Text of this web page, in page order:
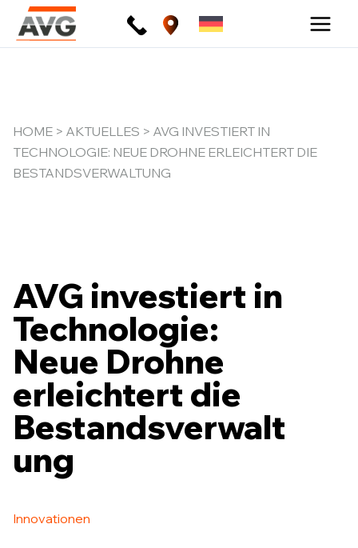
Inhalt
springen
HOME > AKTUELLES > AVG INVESTIERT IN
TECHNOLOGIE: NEUE DROHNE ERLEICHTERT DIE
BESTANDSVERWALTUNG
AVG investiert in
Technologie:
Neue Drohne
erleichtert die
Bestandsverwalt
ung
Innovationen